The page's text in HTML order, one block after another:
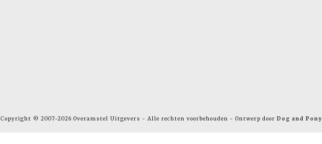
Copyright © 2007-2026 Overamstel Uitgevers - Alle rechten voorbehouden - Ontwerp door Dog and Pony